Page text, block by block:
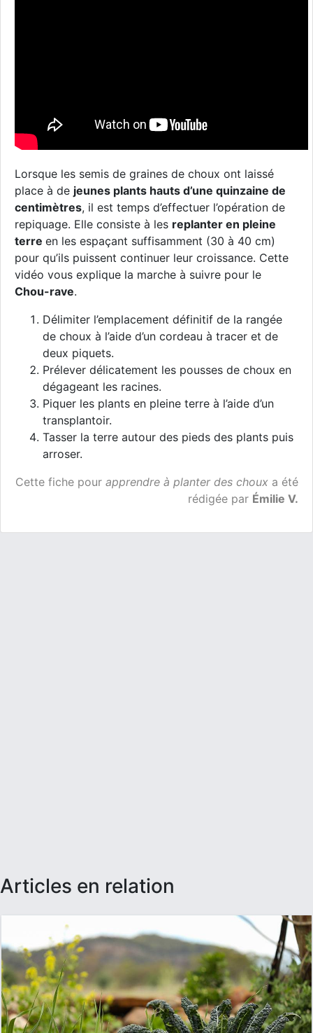
Lorsque les semis de graines de choux ont laissé
place à de jeunes plants hauts d’une quinzaine de
centimètres, il est temps d’effectuer l’opération de
repiquage. Elle consiste à les replanter en pleine
terre en les espaçant suffisamment (30 à 40 cm)
pour qu’ils puissent continuer leur croissance. Cette
vidéo vous explique la marche à suivre pour le
Chou-rave.
Délimiter l’emplacement définitif de la rangée
de choux à l’aide d’un cordeau à tracer et de
deux piquets.
Prélever délicatement les pousses de choux en
dégageant les racines.
Piquer les plants en pleine terre à l’aide d’un
transplantoir.
Tasser la terre autour des pieds des plants puis
arroser.
Cette fiche pour apprendre à planter des choux a été
rédigée par Émilie V.
articles en relation